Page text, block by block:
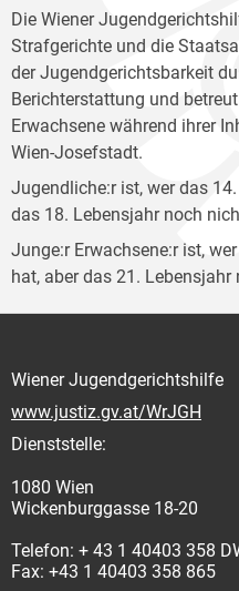
Die Wiener
Strafgerichte und die
der Jugendgerichtsbarkeit
Berichterstattung und
Erwachsene während ihrer
Wien-Josefstadt.
Jugendliche:r ist, wer das
das 18. Lebensjahr noch
Junge:r Erwachsene:r ist,
hat, aber das 21.
Wiener Jugendgerichtshilfe
www.justiz.gv.at/WrJGH
Dienststelle:
1080 Wien
Wickenburggasse 18-20
Telefon: + 43 1 40403 358
Fax: +43 1 40403 358 865